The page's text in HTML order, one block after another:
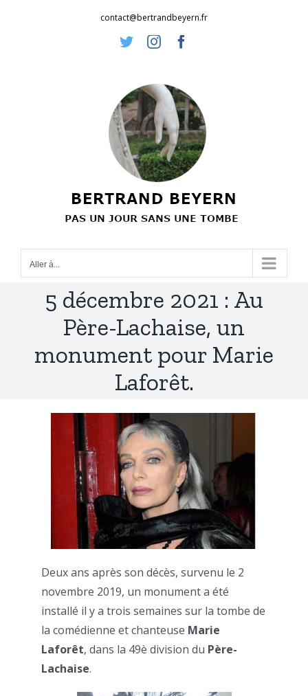
contact@bertrandbeyern.fr
TwitterInstagram
Aller à...
5 décembre 2021 : Au
Père-Lachaise, un
monument pour Marie
Laforêt.
Deux ans après son décès, survenu le 2
novembre 2019, un monument a été
installé il y a trois semaines sur la tombe de
la comédienne et chanteuse Marie
Laforêt, dans la 49è division du Père-
Lachaise.